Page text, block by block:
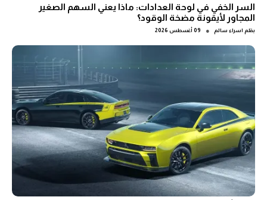
السر الخفي في لوحة العدادات: ماذا يعني السهم الصغير
المجاور لأيقونة مضخة الوقود؟
بقلم اسراء سالم ● 09 أغسطس 2026